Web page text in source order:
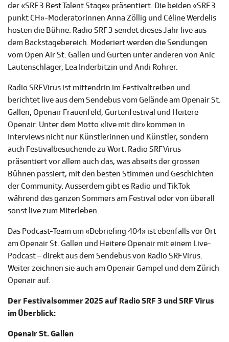
der «SRF 3 Best Talent Stage» präsentiert. Die beiden «SRF 3
punkt CH»-Moderatorinnen Anna Zöllig und Céline Werdelis
hosten die Bühne. Radio SRF 3 sendet dieses Jahr live aus
dem Backstagebereich. Moderiert werden die Sendungen
vom Open Air St. Gallen und Gurten unter anderen von Anic
Lautenschlager, Lea Inderbitzin und Andi Rohrer.
Radio SRF Virus ist mittendrin im Festivaltreiben und
berichtet live aus dem Sendebus vom Gelände am Openair St.
Gallen, Openair Frauenfeld, Gurtenfestival und Heitere
Openair. Unter dem Motto «live mit dir» kommen in
Interviews nicht nur Künstlerinnen und Künstler, sondern
auch Festivalbesuchende zu Wort. Radio SRF Virus
präsentiert vor allem auch das, was abseits der grossen
Bühnen passiert, mit den besten Stimmen und Geschichten
der Community. Ausserdem gibt es Radio und TikTok
während des ganzen Sommers am Festival oder von überall
sonst live zum Miterleben.
Das Podcast-Team um «Debriefing 404» ist ebenfalls vor Ort
am Openair St. Gallen und Heitere Openair mit einem Live-
Podcast – direkt aus dem Sendebus von Radio SRF Virus.
Weiter zeichnen sie auch am Openair Gampel und dem Zürich
Openair auf.
Der Festivalsommer 2025 auf Radio SRF 3 und SRF Virus
im Überblick:
Openair St. Gallen